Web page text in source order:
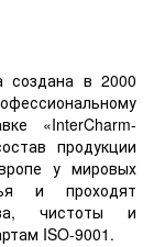
создана в 2000
«InterCharm-
продукции
у мировых
и проходят
чистоты и
ISO-9001.